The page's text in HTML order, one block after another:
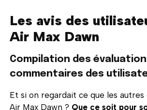
Les avis des
Air Max Dawn
Compilation des
commentaires des
Et si on regardait ce que les
Air Max Dawn ? Que ce soit pour